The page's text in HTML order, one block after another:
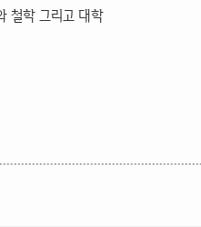
철학 그리고 대학